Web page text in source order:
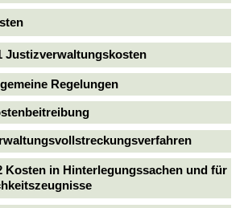
Justizverwaltungskosten
Regelungen
Kosten in Hinterlegungssachen und für